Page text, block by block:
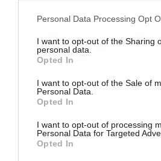
Personal Data Processing Opt
I want to opt-out of the Sharing
personal data.
Opted In
I want to opt-out of the Sale of
Personal Data.
Opted In
I want to opt-out of processing
Personal Data for Targeted
Opted In
η φανταστική σουμπρέτα
Τζακ ο Λευτέρης
φωνή, τον πρίγκιπα ο
κάνει και τέλεια τη
καταλάβετε). Φοβερός λύκος,
Φλορίντα ο Θάνος Λέκκας,
εντυπωσιάζομαι εύκολα”